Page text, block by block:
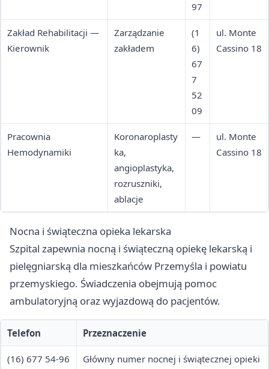
97
Zakład Rehabilitacji —
Kierownik
Zarządzanie
zakładem
(1
6)
67
7
52
09
ul. Monte
Cassino 18
Pracownia
Hemodynamiki
Koronaroplasty
ka,
angioplastyka,
rozruszniki,
ablacje
—
ul. Monte
Cassino 18
Nocna i świąteczna opieka lekarska
Szpital zapewnia nocną i świąteczną opiekę lekarską i
pielęgniarską dla mieszkańców Przemyśla i powiatu
przemyskiego. Świadczenia obejmują pomoc
ambulatoryjną oraz wyjazdową do pacjentów.
Telefon Przeznaczenie
(16) 677 54-96 Główny numer nocnej i świątecznej opieki